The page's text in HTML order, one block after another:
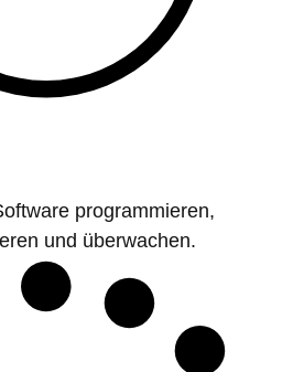
programmieren,
und überwachen.